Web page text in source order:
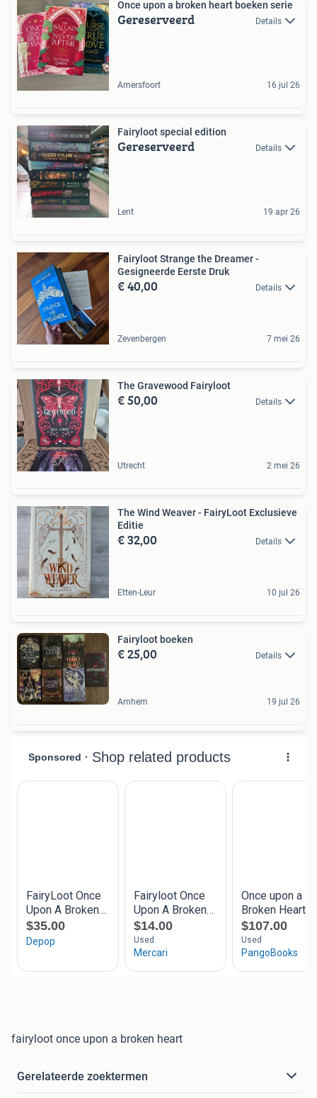
Once upon a broken heart boeken serie
Gereserveerd Details
Amersfoort 16 jul 26
Fairyloot special edition
Gereserveerd Details
Lent 19 apr 26
Fairyloot Strange the Dreamer -
Gesigneerde Eerste Druk
€ 40,00 Details
Zevenbergen 7 mei 26
The Gravewood Fairyloot
€ 50,00 Details
Utrecht 2 mei 26
The Wind Weaver - FairyLoot Exclusieve
Editie
€ 32,00 Details
Etten-Leur 10 jul 26
Fairyloot boeken
€ 25,00 Details
Arnhem 19 jul 26
fairyloot once upon a broken heart
Gerelateerde zoektermen